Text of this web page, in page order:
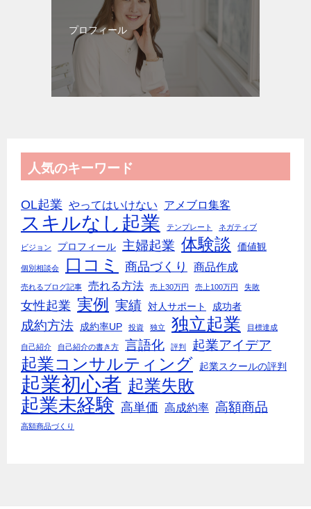
プロフィール
人気のキーワード
OL起業 やってはいけない アメブロ集客
スキルなし起業 テンプレート ネガティブ
ビジョン プロフィール 主婦起業 体験談 価値観
個別相談会 口コミ 商品づくり 商品作成
売れるブログ記事 売れる方法 売上30万円 売上100万円 失敗
女性起業 実例 実績 対人サポート 成功者
成約方法 成約率UP 投資 独立 独立起業 目標達成
自己紹介 自己紹介の書き方 言語化 評判 起業アイデア
起業コンサルティング 起業スクールの評判
起業初心者 起業失敗
起業未経験 高単価 高成約率 高額商品
高額商品づくり